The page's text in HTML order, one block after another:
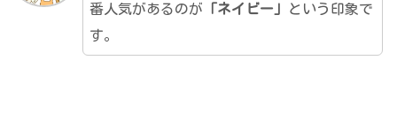
番人気があるのが 「ネイビー」
という印象で
す。